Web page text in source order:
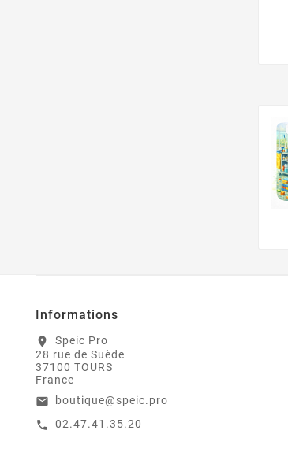
Informations
location_on
Speic Pro
28 rue de Suède
37100 TOURS
France
email boutique@speic.pro
call 02.47.41.35.20